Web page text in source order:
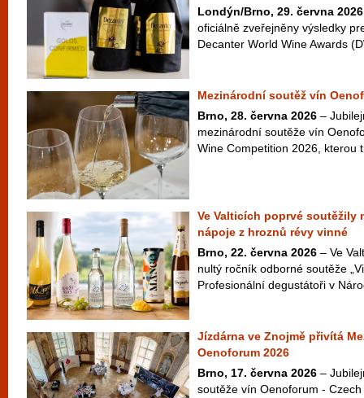
Londýn/Brno, 29. června 2026
oficiálně zveřejněny výsledky
Decanter World Wine Awards
Mezinárodní soutěž vín
Brno, 28. června 2026 –
mezinárodní soutěže vín
Wine Competition 2026, kterou
Ve Valticích poprvé soutěžily
nápoje z hroznů révy vinné
Brno, 22. června 2026 – Ve
nultý ročník odborné soutěže
Profesionální degustátoři v
Jízdárna ve Znojmě přivítá
Oenoforum 2026
Brno, 17. června 2026 –
soutěže vín Oenoforum -